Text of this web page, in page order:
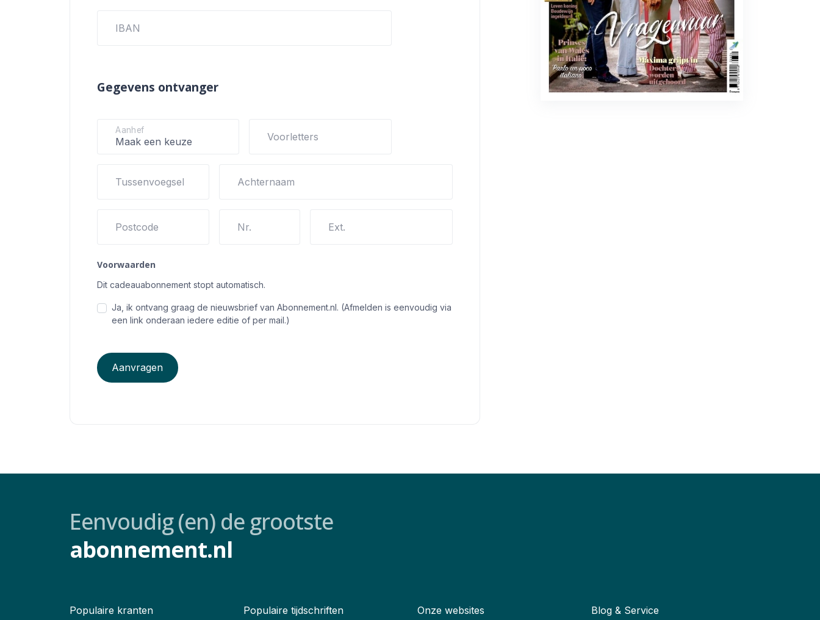
IBAN
Gegevens ontvanger
Aanhef
Voorletters
Tussenvoegsel Achternaam
Postcode Nr. Ext.
Voorwaarden
Dit cadeauabonnement stopt automatisch.
Ja, ik ontvang graag de nieuwsbrief van Abonnement.nl. (Afmelden is eenvoudig via
een link onderaan iedere editie of per mail.)
Aanvragen
Eenvoudig (en) de grootste
abonnement.nl
Populaire kranten Populaire tijdschriften Onze websites Blog & Service